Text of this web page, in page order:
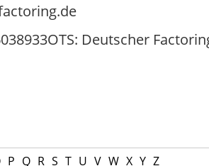
Deutscher
P Q R S T U V W X Y Z